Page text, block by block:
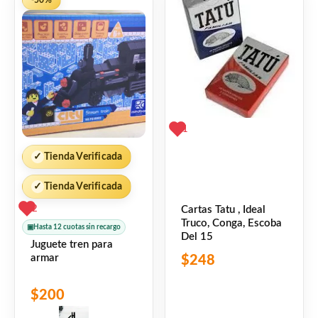
✓ Tienda Verificada
✓ Tienda Verificada
2
▣ Hasta 12 cuotas sin recargo
Juguete tren para
armar
$200
1
Cartas Tatu , Ideal
Truco, Conga, Escoba
Del 15
$248